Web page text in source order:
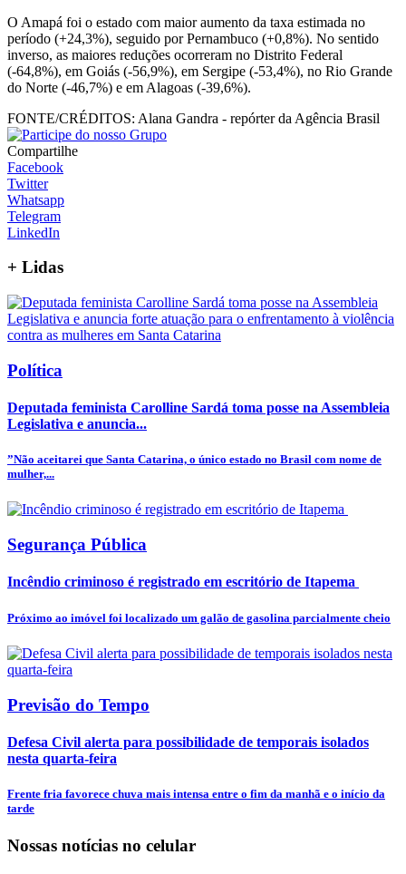
O Amapá foi o estado com maior aumento da taxa estimada no
período (+24,3%), seguido por Pernambuco (+0,8%). No sentido
inverso, as maiores reduções ocorreram no Distrito Federal
(-64,8%), em Goiás (-56,9%), em Sergipe (-53,4%), no Rio Grande
do Norte (-46,7%) e em Alagoas (-39,6%).
FONTE/CRÉDITOS: Alana Gandra - repórter da Agência Brasil
Compartilhe
Facebook
Twitter
Whatsapp
Telegram
LinkedIn
+ Lidas
Política
Deputada feminista Carolline Sardá toma posse na Assembleia
Legislativa e anuncia...
”Não aceitarei que Santa Catarina, o único estado no Brasil com nome de
mulher,...
Segurança Pública
Incêndio criminoso é registrado em escritório de Itapema
Próximo ao imóvel foi localizado um galão de gasolina parcialmente cheio
Previsão do Tempo
Defesa Civil alerta para possibilidade de temporais isolados
nesta quarta-feira
Frente fria favorece chuva mais intensa entre o fim da manhã e o início da
tarde
Nossas notícias no celular